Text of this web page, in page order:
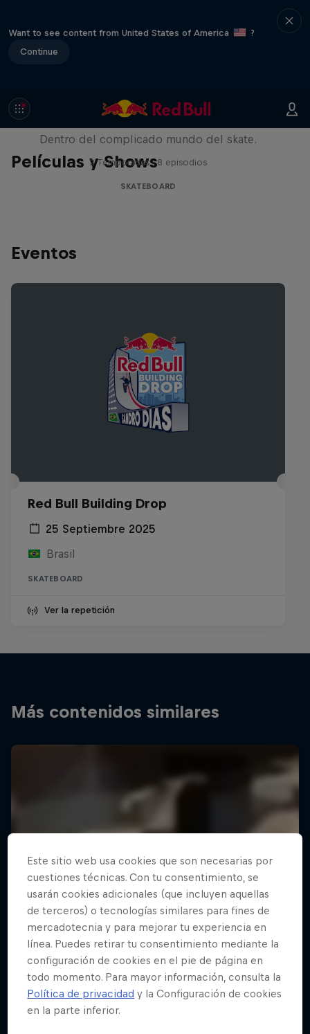
Want to see content from United States of America
?
Continue
Películas y Shows
Pushing Forward
Dentro del complicado mundo del skate.
2 Temporadas · 8 episodios
SKATEBOARD
Eventos
Red Bull Building Drop
25 Septiembre 2025
Brasil
SKATEBOARD
Ver la repetición
Más contenidos similares
Este sitio web usa cookies que son necesarias por
cuestiones técnicas. Con tu consentimiento, se
usarán cookies adicionales (que incluyen aquellas
de terceros) o tecnologías similares para fines de
mercadotecnia y para mejorar tu experiencia en
línea. Puedes retirar tu consentimiento mediante la
configuración de cookies en el pie de página en
todo momento. Para mayor información, consulta la
Política de privacidad y la Configuración de cookies
en la parte inferior.